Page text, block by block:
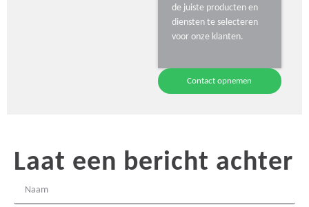
de juiste producten en
diensten te selecteren
voor onze klanten.
Contact opnemen
Laat een bericht achter